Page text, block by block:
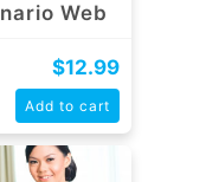
Web
$12.99
Add to cart